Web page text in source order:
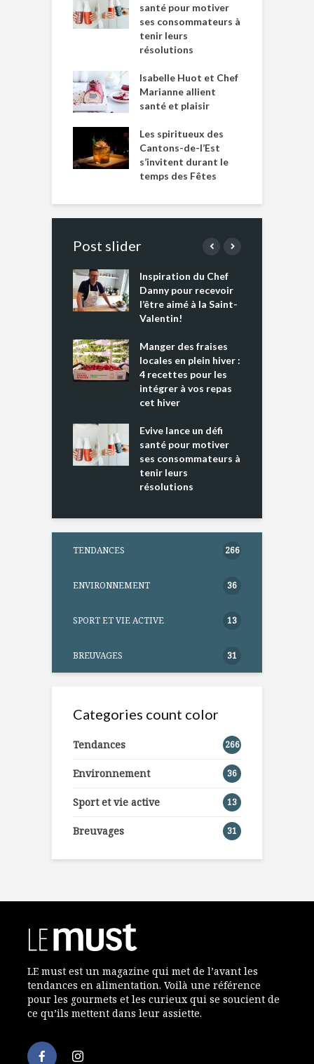
santé pour motiver
ses consommateurs à
tenir leurs
résolutions
Isabelle Huot et Chef
Marianne allient
santé et plaisir
Les spiritueux des
Cantons-de-l’Est
s’invitent durant le
temps des Fêtes
Post slider
Inspiration du Chef
Danny pour recevoir
l’être aimé à la Saint-
Valentin!
Manger des fraises
locales en plein hiver :
4 recettes pour les
intégrer à vos repas
cet hiver
Evive lance un défi
santé pour motiver
ses consommateurs à
tenir leurs
résolutions
TENDANCES 266
ENVIRONNEMENT 36
SPORT ET VIE ACTIVE 13
BREUVAGES 31
Categories count color
Tendances 266
Environnement 36
Sport et vie active 13
Breuvages 31
LE must est un magazine qui met de l’avant les
tendances en alimentation. Voilà une référence
pour les gourmets et les curieux qui se soucient de
ce qu’ils mettent dans leur assiette.